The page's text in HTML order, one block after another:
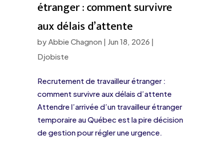
étranger : comment survivre
aux délais d’attente
byAbbie Chagnon | Jun 18, 2026 |
Djobiste
Recrutement de travailleur étranger :
comment survivre aux délais d’attente
Attendre l’arrivée d’un travailleur étranger
temporaire au Québec est la pire décision
de gestion pour régler une urgence.